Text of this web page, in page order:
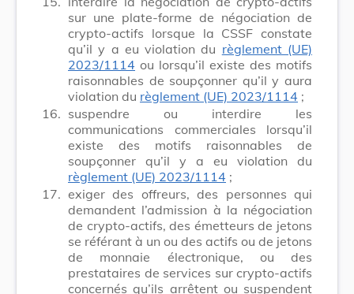
sur une plate-forme de négociation de
crypto-actifs lorsque la CSSF constate
qu’il y a eu violation du règlement (UE)
2023/1114 ou lorsqu’il existe des motifs
raisonnables de soupçonner qu’il y aura
violation du règlement (UE) 2023/1114 ;
16. suspendre ou interdire les
communications commerciales lorsqu’il
existe des motifs raisonnables de
soupçonner qu’il y a eu violation du
règlement (UE) 2023/1114 ;
17. exiger des offreurs, des personnes qui
demandent l’admission à la négociation
de crypto-actifs, des émetteurs de jetons
se référant à un ou des actifs ou de jetons
de monnaie électronique, ou des
prestataires de services sur crypto-actifs
concernés qu’ils arrêtent ou suspendent